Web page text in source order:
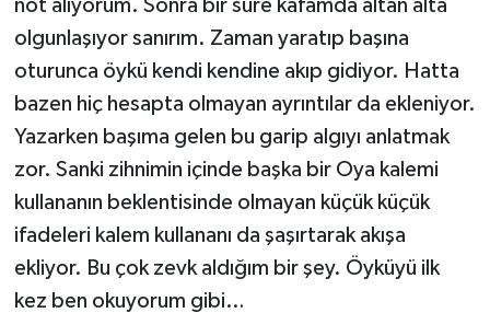
not alıyorum. Sonra bir süre kafamda altan alta
olgunlaşıyor sanırım. Zaman yaratıp başına
oturunca öykü kendi kendine akıp gidiyor. Hatta
bazen hiç hesapta olmayan ayrıntılar da ekleniyor.
Yazarken başıma gelen bu garip algıyı anlatmak
zor. Sanki zihnimin içinde başka bir Oya kalemi
kullananın beklentisinde olmayan küçük küçük
ifadeleri kalem kullananı da şaşırtarak akışa
ekliyor. Bu çok zevk aldığım bir şey. Öyküyü ilk
kez ben okuyorum gibi…